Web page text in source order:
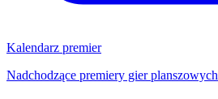
Kalendarz premier
Nadchodzące premiery gier planszowych